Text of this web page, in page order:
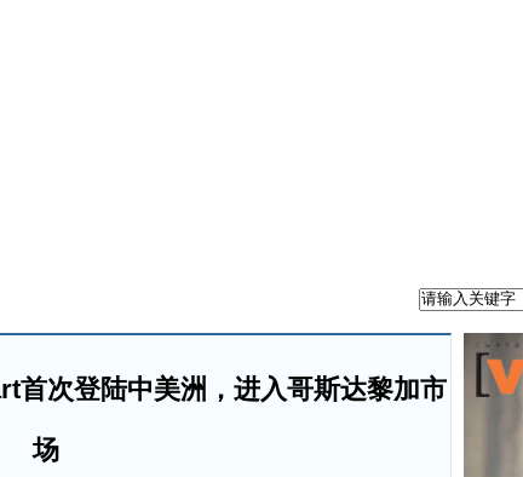
首次登陆中美洲，进入哥斯达黎加市
场